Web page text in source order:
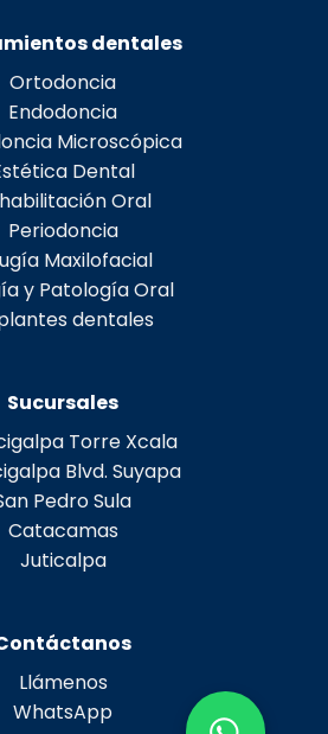
dentales
Ortodoncia
Endodoncia
Microscópica
Dental
Oral
Periodoncia
Maxilofacial
y Patología Oral
dentales
Sucursales
Torre Xcala
Blvd. Suyapa
Pedro Sula
Catacamas
Juticalpa
Llámenos
WhatsApp